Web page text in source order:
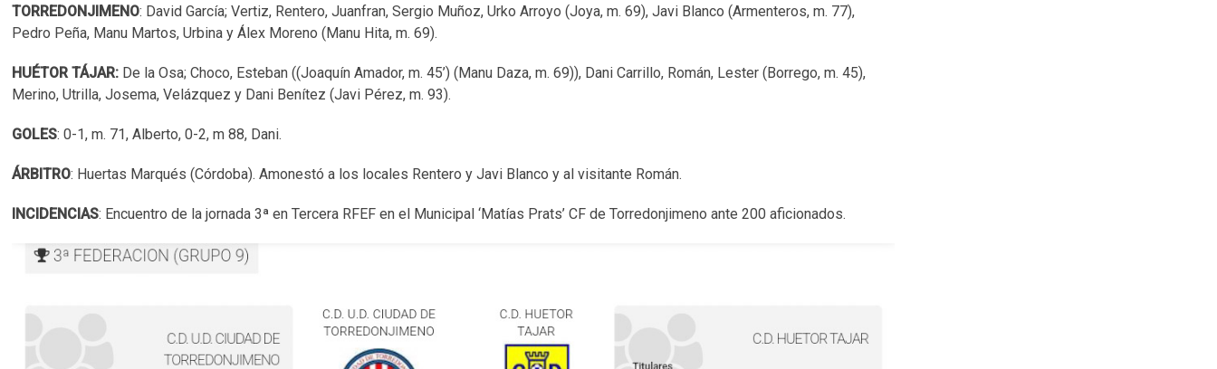
TORREDONJIMENO: David García; Vertiz, Rentero, Juanfran, Sergio Muñoz, Urko Arroyo (Joya, m. 69), Javi Blanco (Armenteros, m. 77),
Pedro Peña, Manu Martos, Urbina y Álex Moreno (Manu Hita, m. 69).
HUÉTOR TÁJAR: De la Osa; Choco, Esteban ((Joaquín Amador, m. 45’) (Manu Daza, m. 69)), Dani Carrillo, Román, Lester (Borrego, m. 45),
Merino, Utrilla, Josema, Velázquez y Dani Benítez (Javi Pérez, m. 93).
GOLES: 0-1, m. 71, Alberto, 0-2, m 88, Dani.
ÁRBITRO: Huertas Marqués (Córdoba). Amonestó a los locales Rentero y Javi Blanco y al visitante Román.
INCIDENCIAS: Encuentro de la jornada 3ª en Tercera RFEF en el Municipal ‘Matías Prats’ CF de Torredonjimeno ante 200 aficionados.